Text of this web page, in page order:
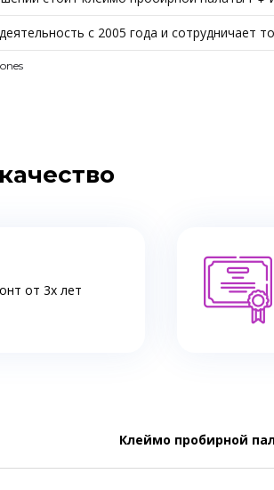
с 2005 года и
от 3х лет
Клеймо пробирной